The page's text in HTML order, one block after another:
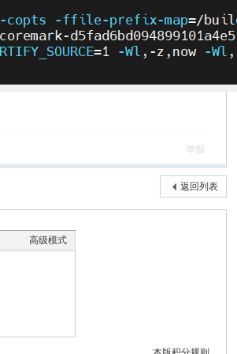
举报
返回列表
高级模式